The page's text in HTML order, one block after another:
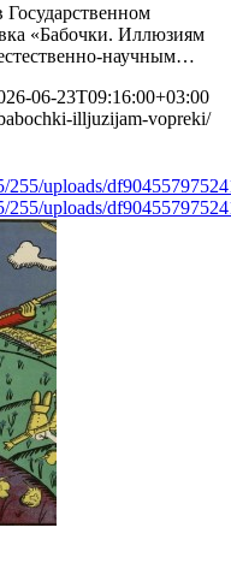
«Бабочки. Иллюзиям
научным…
06-23T09:16:00+03:00
illjuzijam-vopreki/
255/uploads/
255/uploads/